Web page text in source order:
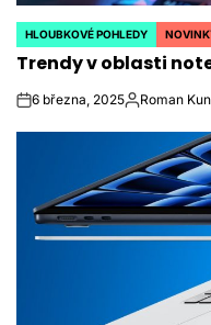
POSTED
IN
HLOUBKOVÉ POHLEDY
Trendy v oblasti
on6 března, 2025AutorRoman